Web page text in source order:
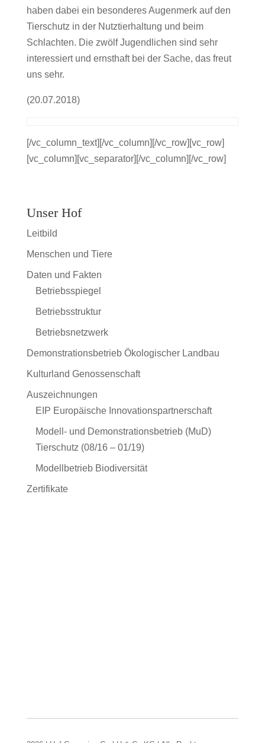
haben dabei ein besonderes Augenmerk auf den
Tierschutz in der Nutztierhaltung und beim
Schlachten. Die zwölf Jugendlichen sind sehr
interessiert und ernsthaft bei der Sache, das freut
uns sehr.
(20.07.2018)
[/vc_column_text][/vc_column][/vc_row][vc_row]
[vc_column][vc_separator][/vc_column][/vc_row]
Unser Hof
Leitbild
Menschen und Tiere
Daten und Fakten
Betriebsspiegel
Betriebsstruktur
Betriebsnetzwerk
Demonstrationsbetrieb Ökologischer Landbau
Kulturland Genossenschaft
Auszeichnungen
EIP Europäische Innovationspartnerschaft
Modell- und Demonstrationsbetrieb (MuD)
Tierschutz (08/16 – 01/19)
Modellbetrieb Biodiversität
Zertifikate